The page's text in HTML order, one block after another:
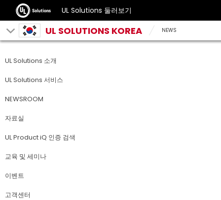
UL Solutions 둘러보기
UL SOLUTIONS KOREA NEWS
UL Solutions 소개
UL Solutions 서비스
NEWSROOM
자료실
UL Product iQ 인증 검색
교육 및 세미나
이벤트
고객센터